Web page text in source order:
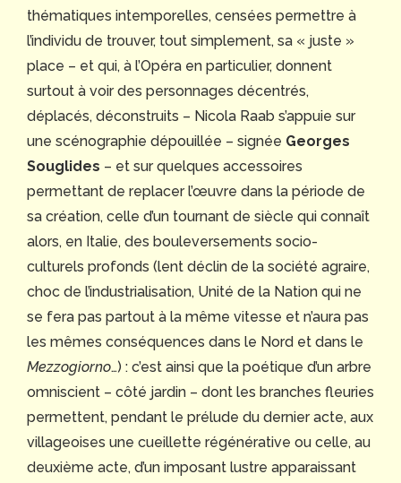
thématiques intemporelles, censées permettre à
l’individu de trouver, tout simplement, sa « juste »
place – et qui, à l’Opéra en particulier, donnent
surtout à voir des personnages décentrés,
déplacés, déconstruits – Nicola Raab s’appuie sur
une scénographie dépouillée – signée Georges
Souglides – et sur quelques accessoires
permettant de replacer l’œuvre dans la période de
sa création, celle d’un tournant de siècle qui connaît
alors, en Italie, des bouleversements socio-
culturels profonds (lent déclin de la société agraire,
choc de l’industrialisation, Unité de la Nation qui ne
se fera pas partout à la même vitesse et n’aura pas
les mêmes conséquences dans le Nord et dans le
Mezzogiorno…) : c’est ainsi que la poétique d’un arbre
omniscient – côté jardin – dont les branches fleuries
permettent, pendant le prélude du dernier acte, aux
villageoises une cueillette régénérative ou celle, au
deuxième acte, d’un imposant lustre apparaissant